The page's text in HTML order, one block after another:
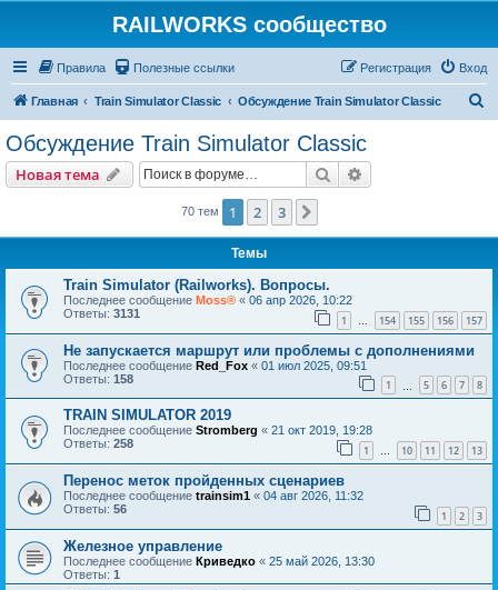
RAILWORKS сообщество
Правила Полезные ссылки Вход
Регистрация
Главная Train Simulator Classic Обсуждение Train Simulator Classic
Обсуждение Train Simulator Classic
Новая тема Поиск
70 тем 1 2 3
Темы
Train Simulator (Railworks). Вопросы.
Последнее сообщение Moss® « 06 апр 2026, 10:22
Ответы: 3131 1 … 154 155 156 157
Не запускается маршрут или проблемы с дополнениями
Последнее сообщение Red_Fox « 01 июл 2025, 09:51
Ответы: 158 1 5 6 7 8
TRAIN SIMULATOR 2019
Последнее сообщение Stromberg « 21 окт 2019, 19:28
Ответы: 258 1 … 10 11 12 13
Перенос меток пройденных сценариев
Последнее сообщение trainsim1 « 04 авг 2026, 11:32
Ответы: 56 1 2 3
Железное управление
Последнее сообщение Криведко « 25 май 2026, 13:30
Ответы: 1